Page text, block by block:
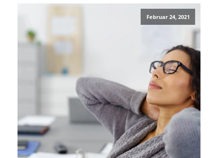
Februar 24, 2021